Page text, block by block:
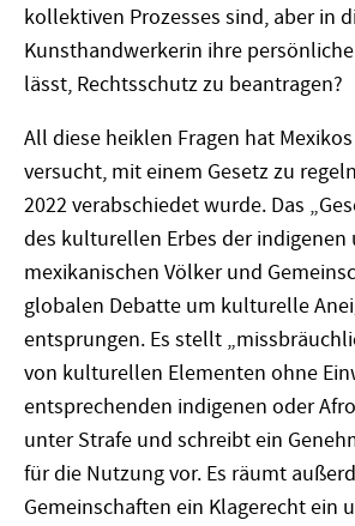
kollektiven Prozesses sind, aber in
Kunsthandwerkerin ihre
lässt, Rechtsschutz zu beantragen?
All diese heiklen Fragen hat
versucht, mit einem Gesetz zu
2022 verabschiedet wurde. Das
des kulturellen Erbes der indigenen
mexikanischen Völker und
globalen Debatte um kulturelle
entsprungen. Es stellt
von kulturellen Elementen ohne
entsprechenden indigenen oder
unter Strafe und schreibt ein
für die Nutzung vor. Es räumt
Gemeinschaften ein Klagerecht ein